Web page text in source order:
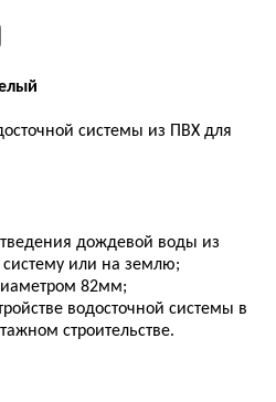
системы из ПВХ для
дождевой воды из
или на землю;
82мм;
водосточной системы в
строительстве.